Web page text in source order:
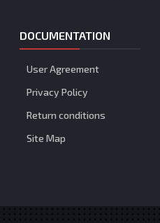
DOCUMENTATION
User Agreement
Privacy Policy
Return conditions
Site Map